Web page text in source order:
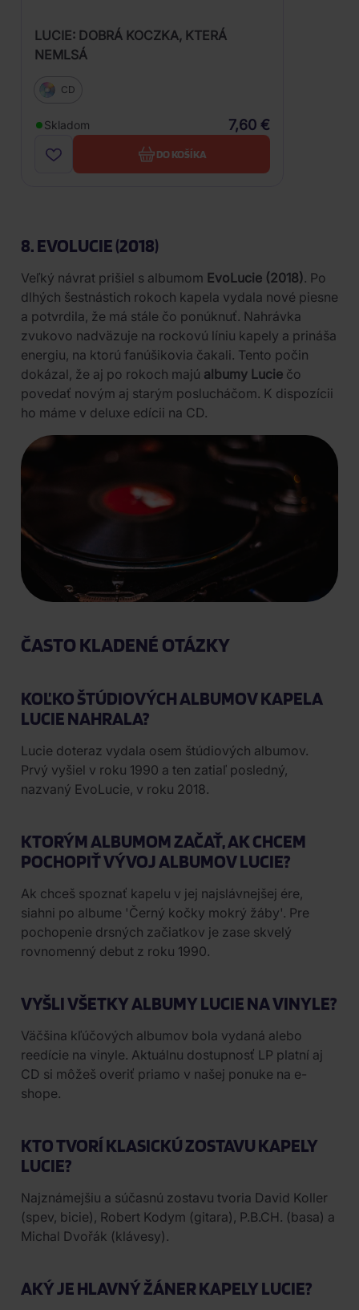
LUCIE: DOBRÁ KOCZKA, KTERÁ
NEMLSÁ
CD
Skladom 7,60 €
DO KOŠÍKA
8. EVOLUCIE (2018)
Veľký návrat prišiel s albumom EvoLucie (2018). Po
dlhých šestnástich rokoch kapela vydala nové piesne
a potvrdila, že má stále čo ponúknuť. Nahrávka
zvukovo nadväzuje na rockovú líniu kapely a prináša
energiu, na ktorú fanúšikovia čakali. Tento počin
dokázal, že aj po rokoch majú albumy Lucie čo
povedať novým aj starým poslucháčom. K dispozícii
ho máme v deluxe edícii na CD.
ČASTO KLADENÉ OTÁZKY
KOĽKO ŠTÚDIOVÝCH ALBUMOV KAPELA
LUCIE NAHRALA?
Lucie doteraz vydala osem štúdiových albumov.
Prvý vyšiel v roku 1990 a ten zatiaľ posledný,
nazvaný EvoLucie, v roku 2018.
KTORÝM ALBUMOM ZAČAŤ, AK CHCEM
POCHOPIŤ VÝVOJ ALBUMOV LUCIE?
Ak chceš spoznať kapelu v jej najslávnejšej ére,
siahni po albume 'Černý kočky mokrý žáby'. Pre
pochopenie drsných začiatkov je zase skvelý
rovnomenný debut z roku 1990.
VYŠLI VŠETKY ALBUMY LUCIE NA VINYLE?
Väčšina kľúčových albumov bola vydaná alebo
reedície na vinyle. Aktuálnu dostupnosť LP platní aj
CD si môžeš overiť priamo v našej ponuke na e-
shope.
KTO TVORÍ KLASICKÚ ZOSTAVU KAPELY
LUCIE?
Najznámejšiu a súčasnú zostavu tvoria David Koller
(spev, bicie), Robert Kodym (gitara), P.B.CH. (basa) a
Michal Dvořák (klávesy).
AKÝ JE HLAVNÝ ŽÁNER KAPELY LUCIE?